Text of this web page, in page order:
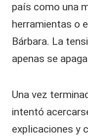
país como una
herramientas o
Bárbara. La
apenas se
Una vez
intentó
explicaciones y